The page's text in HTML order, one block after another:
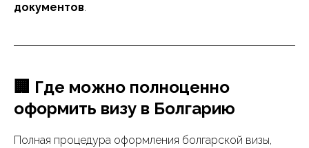
документов.
🏢 Где можно полноценно
оформить визу в Болгарию
Полная процедура оформления болгарской визы,